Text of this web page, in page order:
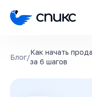
Блог/
Как начать
за 6 шагов